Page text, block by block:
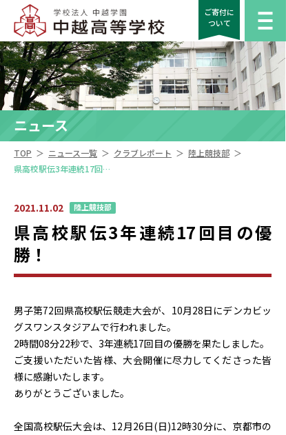
ご寄付に
ついて
ニュース
TOP ＞ ニュース一覧 ＞ クラブレポート ＞ 陸上競技部 ＞
県高校駅伝3年連続17回目の優勝！
2021.11.02 陸上競技部
県高校駅伝3年連続17回目の優
勝！
男子第72回県高校駅伝競走大会が、10月28日にデンカビッ
グスワンスタジアムで行われました。
2時間08分22秒で、3年連続17回目の優勝を果たしました。
ご支援いただいた皆様、大会開催に尽力してくださった皆
様に感謝いたします。
ありがとうございました。
全国高校駅伝大会は、12月26日(日)12時30分に、京都市の